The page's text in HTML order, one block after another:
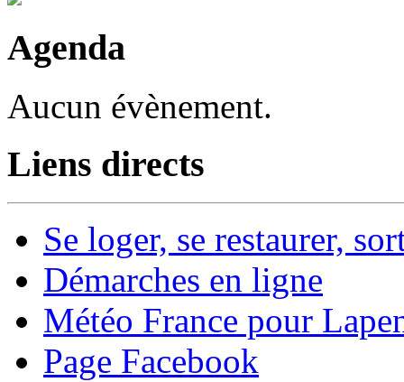
Agenda
Aucun évènement.
Liens directs
Se loger, se restaurer,
Démarches en ligne
Météo France pour
Page Facebook